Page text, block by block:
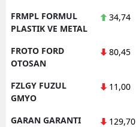
FRMPL FORMUL
PLASTIK VE METAL
34,74
FROTO FORD
OTOSAN
80,45
FZLGY FUZUL
GMYO
11,00
GARAN GARANTI
129,70